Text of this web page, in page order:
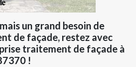
un grand besoin de
de façade, restez avec
traitement de façade à
!